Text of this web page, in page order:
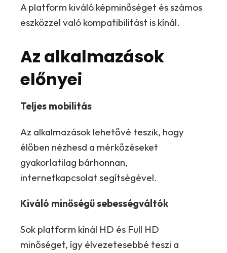
A platform kiváló képminőséget és számos
eszközzel való kompatibilitást is kínál.
Az alkalmazások
előnyei
Teljes mobilitás
Az alkalmazások lehetővé teszik, hogy
élőben nézhesd a mérkőzéseket
gyakorlatilag bárhonnan,
internetkapcsolat segítségével.
Kiváló minőségű sebességváltók
Sok platform kínál HD és Full HD
minőséget, így élvezetesebbé teszi a